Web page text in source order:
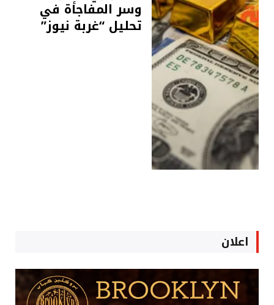
وسر المفاجأة في
تحليل “غربة نيوز”
اعلان